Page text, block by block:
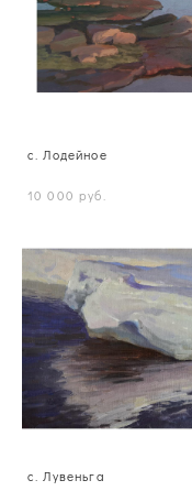
с. Лодейное
10 000 pуб.
с. Лувеньга